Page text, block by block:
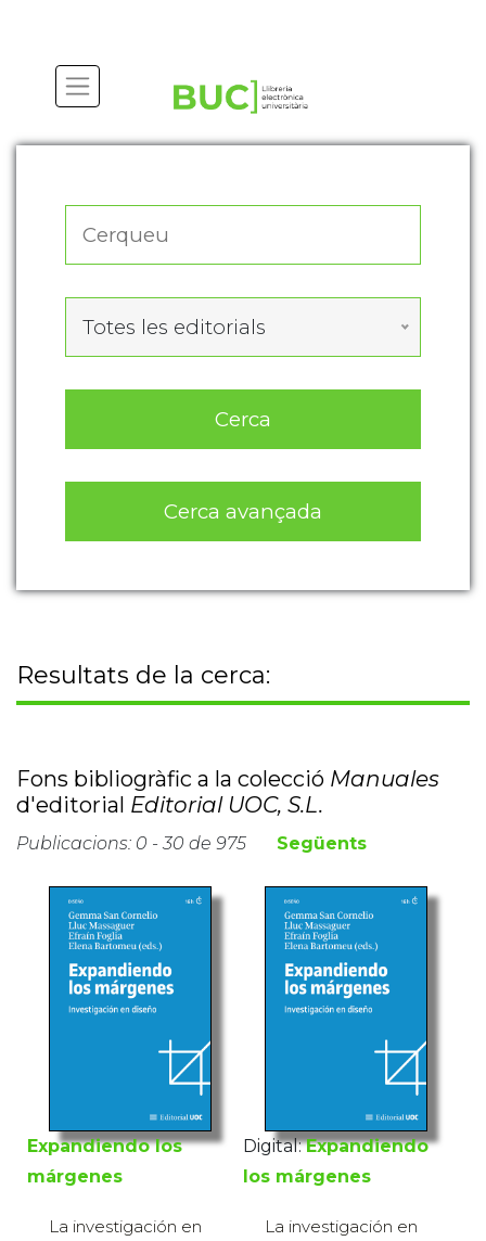
Totes les editorials
Cerca
Cerca avançada
Resultats de la cerca:
Fons bibliogràfic a la colecció Manuales
d'editorial Editorial UOC, S.L.
Publicacions: 0 - 30 de 975 Següents
Expandiendo los
márgenes
La investigación en
Digital: Expandiendo
los márgenes
La investigación en